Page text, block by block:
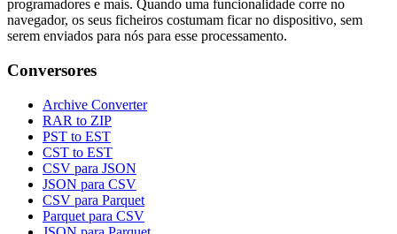
programadores e mais. Quando uma funcionalidade corre no
navegador, os seus ficheiros costumam ficar no dispositivo, sem
serem enviados para nós para esse processamento.
Conversores
Archive Converter
RAR to ZIP
PST to EST
CST to EST
CSV para JSON
JSON para CSV
CSV para Parquet
Parquet para CSV